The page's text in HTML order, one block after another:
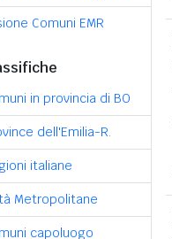
Comuni EMR
in provincia di BO
dell'Emilia-R.
italiane
Metropolitane
capoluogo